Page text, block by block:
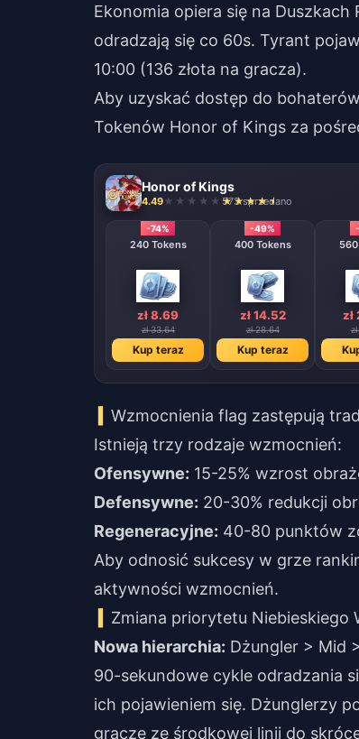
Ekonomia opiera się na
odradzają się co 60s. Tyrant
10:00 (136 złota na gracza).
Aby uzyskać dostęp do
Tokenów Honor of Kings za
Honor of Kings
4.49 573 sprzedano
-74%
240 Tokens
zł 8.69
zł 33.64
Kup teraz
-49%
400 Tokens
zł 14.52
zł 28.64
Kup teraz
zł
Wzmocnienia flag zastępują
Istnieją trzy rodzaje wzmocnień:
Ofensywne: 15-25% wzrost
Defensywne: 20-30% redukcji
Regeneracyjne: 40-80 punktów
Aby odnosić sukcesy w grze
aktywności wzmocnień.
Zmiana priorytetu Niebieskiego
Nowa hierarchia: Dżungler > Mid
90-sekundowe cykle odradzania
ich pojawieniem się. Dżunglerzy
gracze ze środkowej linii do